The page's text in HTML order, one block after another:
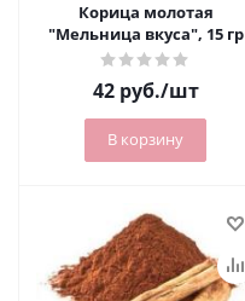
Корица молотая
"Мельница вкуса", 15 гр
42руб./шт
В корзину